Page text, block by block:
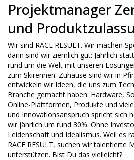
Projektmanager
und
Wir sind RACE RESULT. Wir machen
darin sind wir ziemlich gut: Jährlich
rund um die Welt mit unseren
zum Skirennen. Zuhause sind wir in
entwickeln wir Ideen, die uns zum
Branche gemacht haben: Hardware,
Online-Plattformen, Produkte und
und Innovationsanspruch spricht sich
wir jährlich um rund 30%. Ohne
Leidenschaft und Idealismus. Weil es
RACE RESULT, suchen wir talentierte
unterstützen. Bist Du das vielleicht?